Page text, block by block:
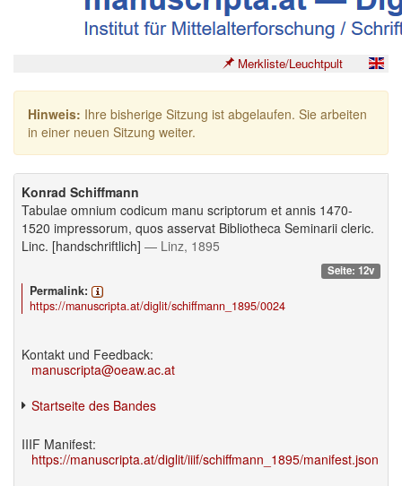
Merkliste/Leuchtpult
Hinweis: Ihre bisherige Sitzung ist abgelaufen. Sie arbeiten
in einer neuen Sitzung weiter.
Konrad Schiffmann
Tabulae omnium codicum manu scriptorum et annis 1470-
1520 impressorum, quos asservat Bibliotheca Seminarii cleric.
Linc. [handschriftlich] — Linz, 1895
Seite: 12v
Permalink:
https://manuscripta.at/diglit/schiffmann_1895/0024
Kontakt und Feedback:
manuscripta@oeaw.ac.at
Startseite des Bandes
IIIF Manifest:
https://manuscripta.at/diglit/iiif/schiffmann_1895/manifest.json